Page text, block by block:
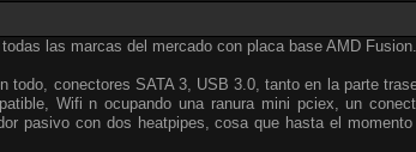
las marcas del mercado con placa base AMD Fusion.
todo, conectores SATA 3, USB 3.0, tanto en la parte
Wifi n ocupando una ranura mini pciex, un
pasivo con dos heatpipes, cosa que hasta el